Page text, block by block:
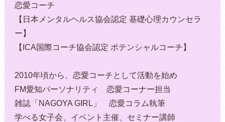
恋愛コーチ
【日本メンタルヘルス協会認定 基礎心理カウンセラ
ー】
【ICA国際コーチ協会認定 ポテンシャルコーチ】
2010年頃から、恋愛コーチとして活動を始め
FM愛知パーソナリティ 恋愛コーナー担当
雑誌「NAGOYA GIRL」 恋愛コラム執筆
学べる女子会、イベント主催、セミナー講師